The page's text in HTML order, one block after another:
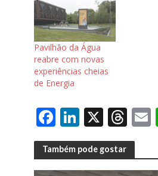
Pavilhão da Água
reabre com novas
experiências cheias
de Energia
F
ac
e
Li
n
k
X T
h
re
Também pode gostar